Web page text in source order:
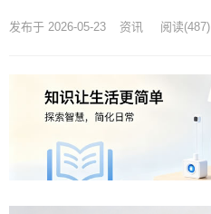
发布于 2026-05-23 资讯 阅读(487)